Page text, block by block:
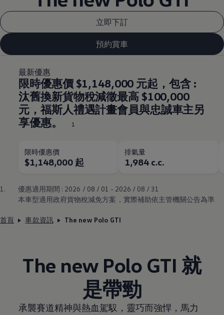
立即下訂
預約賞車
最新優惠
限時優惠價 $1,148,000 元起，包含 :
汰舊換新貨物稅減徵最高 $100,000
元，福斯人禮遇計畫會員與忠誠車主另
享優惠。
1
限時優惠價
$1,148,000 起
排氣量
1,984 c.c.
1.
優惠適用期間 : 2026 / 08 / 01 - 2026 / 08 / 31
本車型適用政府貨物稅減免方案，實際補助依主管機關公告為準
首頁 車款資訊 The new Polo GTI
The new Polo GTI 就
是帶勁
承襲賽道精神與熱血駕馭，靈巧而強悍，馬力